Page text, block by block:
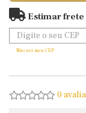
Estimar frete
Não sei meu CEP
0